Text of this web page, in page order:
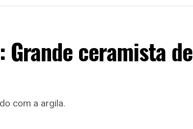
ceramista de
com a argila.